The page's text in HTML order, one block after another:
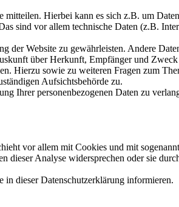
Hierbei kann es sich z.B. um
sind vor allem technische Daten (z.B.
Website zu gewährleisten. Andere
über Herkunft, Empfänger und
Hierzu sowie zu weiteren Fragen zum
Aufsichtsbehörde zu.
Ihrer personenbezogenen Daten zu
vor allem mit Cookies und mit
Analyse widersprechen oder sie
dieser Datenschutzerklärung informieren.